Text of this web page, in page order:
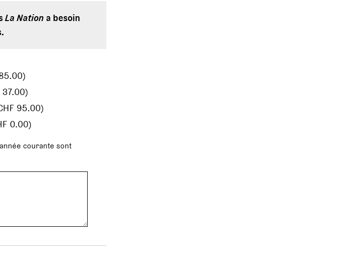
La Nationa besoin
95.00)
0.00)
courante sont